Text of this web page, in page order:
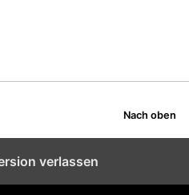
Nach oben
verlassen